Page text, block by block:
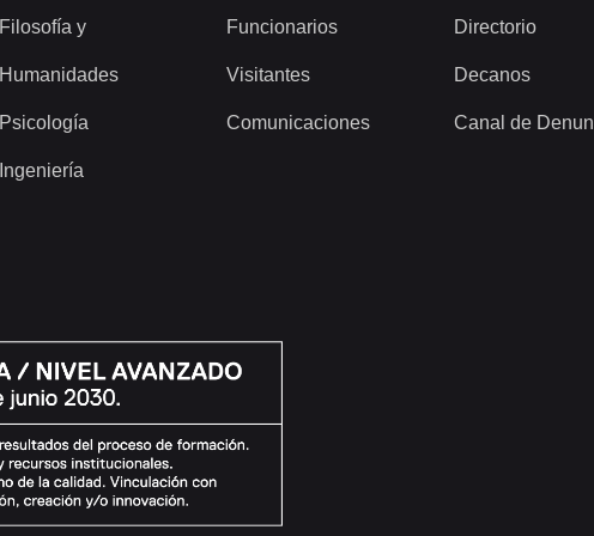
Filosofía y
Humanidades
Psicología
Ingeniería
Funcionarios
Visitantes
Comunicaciones
Directorio
Decanos
Canal de